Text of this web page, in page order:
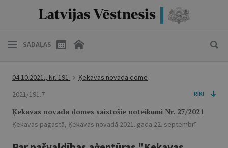
SADAĻAS
04.10.2021., Nr. 191
Ķekavas novada dome
2021/191.7
RĪKI
Ķekavas novada domes saistošie noteikumi Nr. 27/2021
Ķekavas pagastā, Ķekavas novadā 2021. gada 22. septembrī